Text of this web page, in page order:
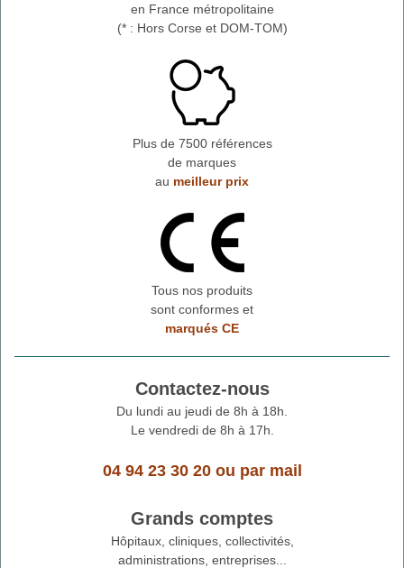
en France métropolitaine
(* : Hors Corse et DOM-TOM)
Plus de 7500 références
de marques
au meilleur prix
Tous nos produits
sont conformes et
marqués CE
Contactez-nous
Du lundi au jeudi de 8h à 18h.
Le vendredi de 8h à 17h.
04 94 23 30 20ou par mail
Grands comptes
Hôpitaux, cliniques, collectivités,
administrations, entreprises...